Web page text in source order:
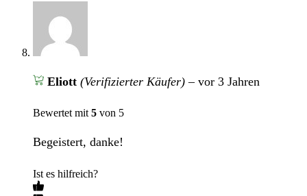
Eliott (Verifizierter Käufer) – vor 3 Jahren
Bewertet mit5 von 5
Begeistert, danke!
Ist es hilfreich?